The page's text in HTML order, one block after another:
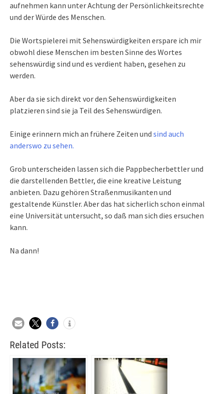
aufnehmen kann unter Achtung der Persönlichkeitsrechte
und der Würde des Menschen.
Die Wortspielerei mit Sehenswürdigkeiten erspare ich mir
obwohl diese Menschen im besten Sinne des Wortes
sehenswürdig sind und es verdient haben, gesehen zu
werden.
Aber da sie sich direkt vor den Sehenswürdigkeiten
platzieren sind sie ja Teil des Sehenswürdigen.
Einige erinnern mich an frühere Zeiten und sind auch
anderswo zu sehen.
Grob unterscheiden lassen sich die Pappbecherbettler und
die darstellenden Bettler, die eine kreative Leistung
anbieten. Dazu gehören Straßenmusikanten und
gestaltende Künstler. Aber das hat sicherlich schon einmal
eine Universität untersucht, so daß man sich dies ersuchen
kann.
Na dann!
Related Posts: